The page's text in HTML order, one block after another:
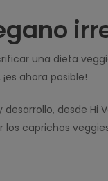
una dieta
ahora posible!
desde Hi
caprichos